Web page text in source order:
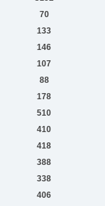
70
133
146
107
88
178
510
410
418
388
338
406